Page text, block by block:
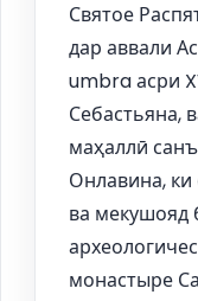
Святое
дар аввали
umbra асри
Себастьяна,
маҳаллӣ
Онлавина,
ва мекушояд
монастыре